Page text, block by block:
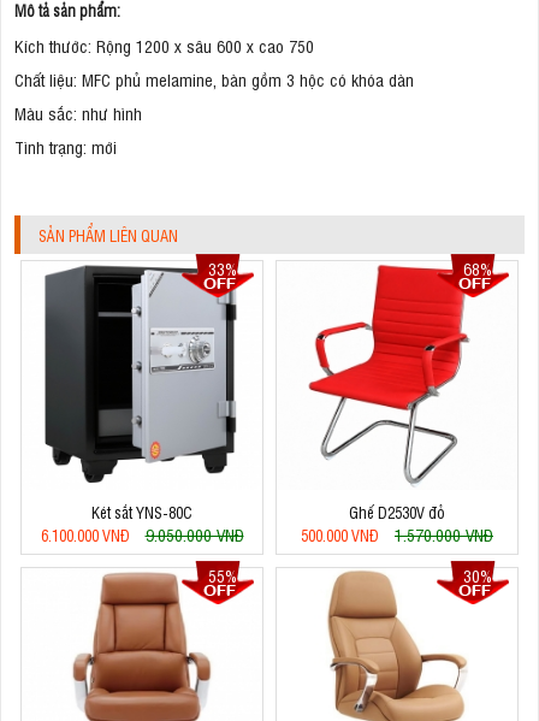
Mô tả sản phẩm:
Kích thước: Rộng 1200 x sâu 600 x cao 750
Chất liệu: MFC phủ melamine, bàn gồm 3 hộc có khóa dàn
Màu sắc: như hình
Tình trạng: mới
SẢN PHẨM LIÊN QUAN
33%
Két sắt YNS-80C
6.100.000 VNĐ
9.050.000 VNĐ
68%
Ghế D2530V đỏ
500.000 VNĐ
1.570.000 VNĐ
55%
30%